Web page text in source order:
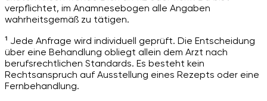
verpflichtet, im Anamnesebogen alle Angaben
wahrheitsgemäß zu tätigen.
¹ Jede Anfrage wird individuell geprüft. Die Entscheidung
über eine Behandlung obliegt allein dem Arzt nach
berufsrechtlichen Standards. Es besteht kein
Rechtsanspruch auf Ausstellung eines Rezepts oder eine
Fernbehandlung.